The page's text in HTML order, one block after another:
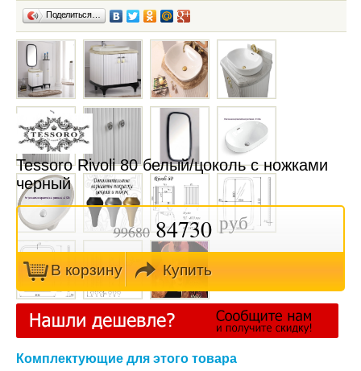
Поделиться…
Tessoro Rivoli 80 белый/цоколь с ножками
черный
99680 84730 руб
В кoрзину Купить
Комплектующие для этого товара